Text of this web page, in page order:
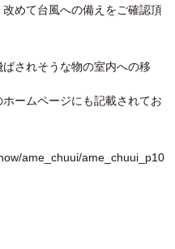
めて台風への備えをご確認頂
されそうな物の室内への移
ームページにも記載されてお
ame_chuui/ame_chuui_p10